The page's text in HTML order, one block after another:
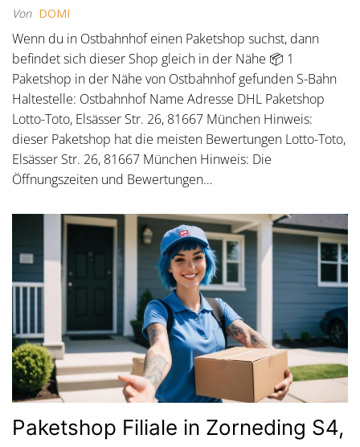
Von DOMI
Wenn du in Ostbahnhof einen Paketshop suchst, dann
befindet sich dieser Shop gleich in der Nähe 📦 1
Paketshop in der Nähe von Ostbahnhof gefunden S-Bahn
Haltestelle: Ostbahnhof Name Adresse DHL Paketshop
Lotto-Toto, Elsässer Str. 26, 81667 München Hinweis:
dieser Paketshop hat die meisten Bewertungen Lotto-Toto,
Elsässer Str. 26, 81667 München Hinweis: Die
Öffnungszeiten und Bewertungen…
Paketshop Filiale in Zorneding S4,